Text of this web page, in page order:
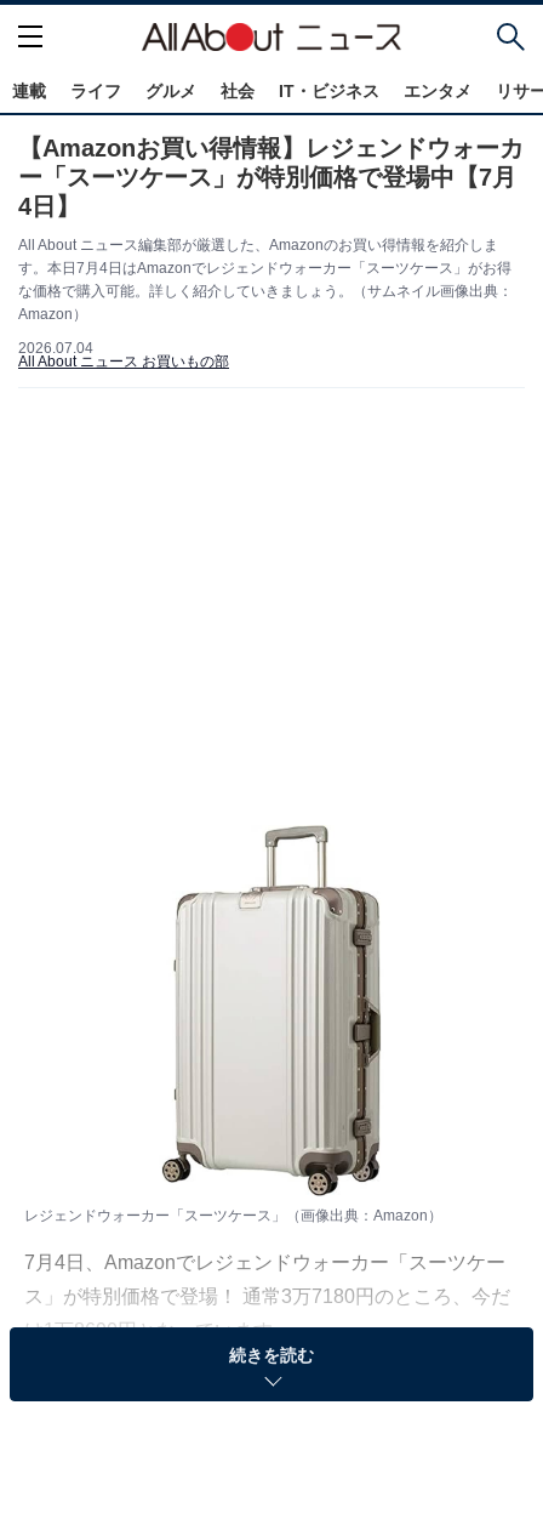
連載 ライフ グルメ 社会 IT・ビジネス エンタメ リサ
【Amazonお買い得情報】レジェンドウォーカ
ー「スーツケース」が特別価格で登場中【7月
4日】
All About ニュース編集部が厳選した、Amazonのお買い得情報を紹介しま
す。本日7月4日はAmazonでレジェンドウォーカー「スーツケース」がお得
な価格で購入可能。詳しく紹介していきましょう。（サムネイル画像出典：
Amazon）
2026.07.04
All About ニュース お買いもの部
レジェンドウォーカー「スーツケース」（画像出典：Amazon）
7月4日、 Amazonでレジェンドウォーカー「スーツケー
ス」が特別価格で登場！ 通常3万7180円のところ、今だ
け1万8690円となっています。
そのほかにも注目の商品がラインナップされているので,
続きを読む